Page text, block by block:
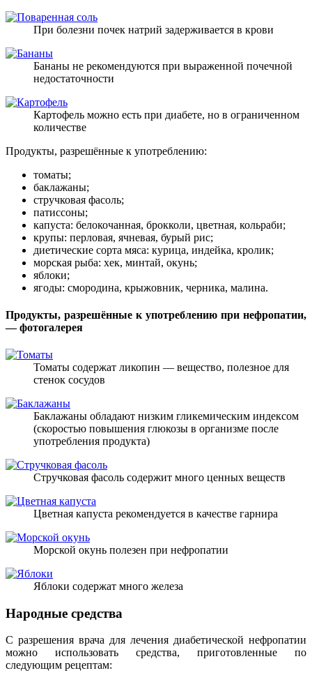
При болезни почек натрий задерживается в крови
Бананы не рекомендуются при выраженной почечной
недостаточности
Картофель можно есть при диабете, но в ограниченном
количестве
Продукты, разрешённые к употреблению:
томаты;
баклажаны;
стручковая фасоль;
патиссоны;
капуста: белокочанная, брокколи, цветная, кольраби;
крупы: перловая, ячневая, бурый рис;
диетические сорта мяса: курица, индейка, кролик;
морская рыба: хек, минтай, окунь;
яблоки;
ягоды: смородина, крыжовник, черника, малина.
Продукты, разрешённые к употреблению при нефропатии,
— фотогалерея
Томаты содержат ликопин — вещество, полезное для
стенок сосудов
Баклажаны обладают низким гликемическим индексом
(скоростью повышения глюкозы в организме после
употребления продукта)
Стручковая фасоль содержит много ценных веществ
Цветная капуста рекомендуется в качестве гарнира
Морской окунь полезен при нефропатии
Яблоки содержат много железа
Народные средства
С разрешения врача для лечения диабетической нефропатии
можно использовать средства, приготовленные по
следующим рецептам: